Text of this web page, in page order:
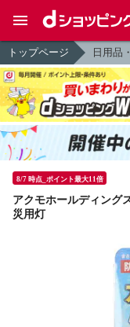
トップページ 日用品
8/7 時点_ポイント最大11倍
アクモホールディング
災用灯